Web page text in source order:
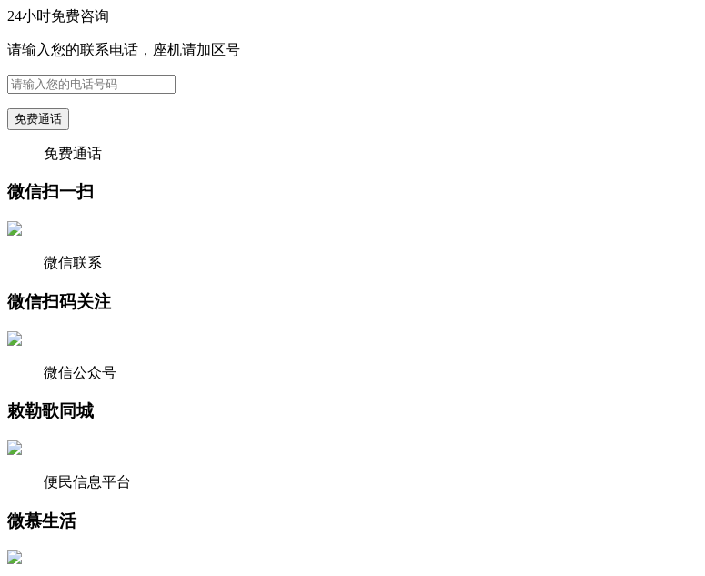
24小时免费咨询
请输入您的联系电话，座机请加区号
免费通话
免费通话
微信扫一扫
微信联系
微信扫码关注
微信公众号
敕勒歌同城
便民信息平台
微慕生活